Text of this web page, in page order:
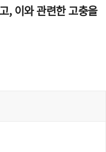
, 이와 관련한 고충을